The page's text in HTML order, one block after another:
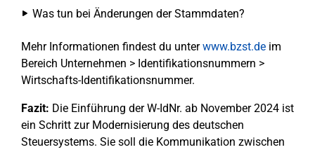
Was tun bei Änderungen der Stammdaten?
Mehr Informationen findest du unterwww.bzst.de im
Bereich Unternehmen > Identifikationsnummern >
Wirtschafts-Identifikationsnummer.
Fazit: Die Einführung der W-IdNr. ab November 2024 ist
ein Schritt zur Modernisierung des deutschen
Steuersystems. Sie soll die Kommunikation zwischen